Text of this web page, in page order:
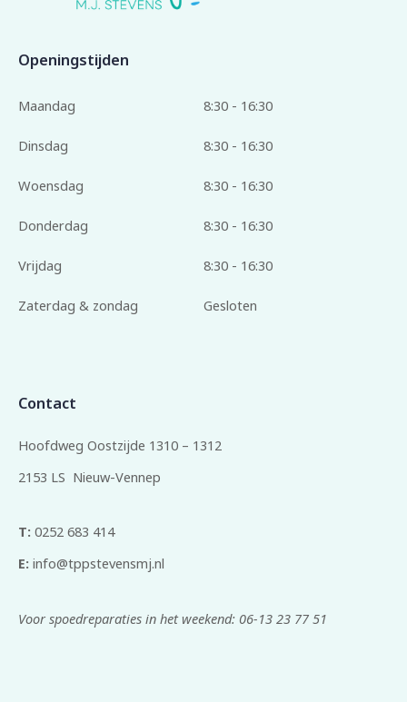
Openingstijden
Maandag 8:30 - 16:30
Dinsdag 8:30 - 16:30
Woensdag 8:30 - 16:30
Donderdag 8:30 - 16:30
Vrijdag 8:30 - 16:30
Zaterdag & zondag Gesloten
Contact
Hoofdweg Oostzijde 1310 – 1312
2153 LS Nieuw-Vennep
T: 0252 683 414
E: info@tppstevensmj.nl
Voor spoedreparaties in het weekend: 06-13 23 77 51